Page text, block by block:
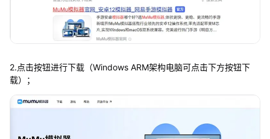
2.点击按钮进行下载（Windows ARM架构电脑可点击下方按钮下
载）；